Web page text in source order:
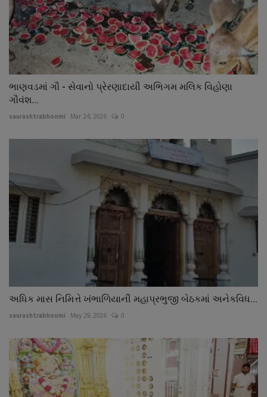
ભાણવડમાં ગૌ - સેવાનો પ્રેરણાદાયી અભિગમ મલિક વિહોણા
ગૌવંશ...
saurashtrabhoomi Mar 24, 2026 0
અધિક માસ નિમિત્તે ખંભાળિયાની મહાપ્રભુજી બેઠકમાં અનેકવિધ...
saurashtrabhoomi May 29, 2026 0